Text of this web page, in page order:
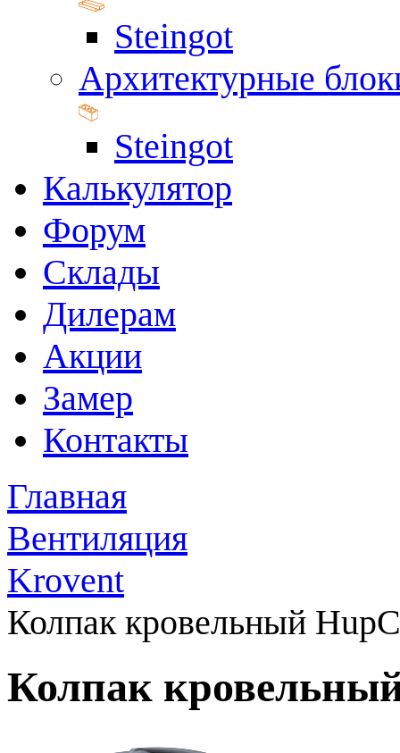
Steingot
Архитектурные
Steingot
Калькулятор
Форум
Склады
Дилерам
Акции
Замер
Контакты
Главная
Вентиляция
Krovent
Колпак кровельный
Колпак